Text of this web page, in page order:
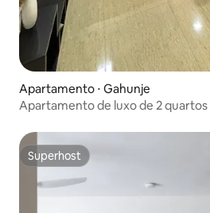
Apartamento ⋅ Gahunje
Apartamento de luxo de 2
Superhost
Superhost